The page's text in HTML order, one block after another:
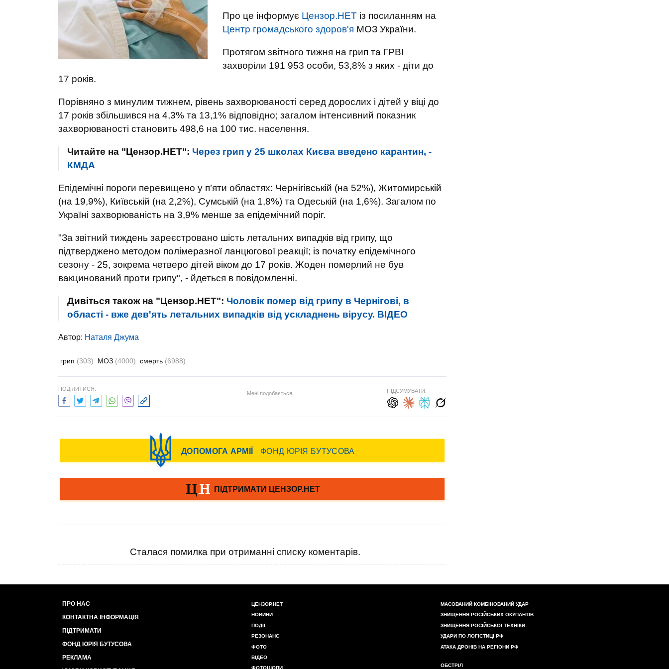
Про це інформує Цензор.НЕТ із посиланням на
Центр громадського здоров'я МОЗ України.
Протягом звітного тижня на грип та ГРВІ
захворіли 191 953 особи, 53,8% з яких - діти до
17 років.
Порівняно з минулим тижнем, рівень захворюваності серед дорослих і дітей у віці до
17 років збільшився на 4,3% та 13,1% відповідно; загалом інтенсивний показник
захворюваності становить 498,6 на 100 тис. населення.
Читайте на "Цензор.НЕТ": Через грип у 25 школах Києва введено карантин, -
КМДА
Епідемічні пороги перевищено у п’яти областях: Чернігівській (на 52%), Житомирській
(на 19,9%), Київській (на 2,2%), Сумській (на 1,8%) та Одеській (на 1,6%). Загалом по
Україні захворюваність на 3,9% менше за епідемічний поріг.
"За звітний тиждень зареєстровано шість летальних випадків від грипу, що
підтверджено методом полімеразної ланцюгової реакції; із початку епідемічного
сезону - 25, зокрема четверо дітей віком до 17 років. Жоден померлий не був
вакцинований проти грипу", - йдеться в повідомленні.
Дивіться також на "Цензор.НЕТ": Чоловік помер від грипу в Чернігові, в
області - вже дев'ять летальних випадків від ускладнень вірусу. ВIДЕО
Автор: Наталя Джума
грип (303) МОЗ (4000) смерть (6988)
ПОДІЛИТИСЯ:
Мені подобається ПІДСУМУВАТИ:
Сталася помилка при отриманні списку коментарів.
ПРО НАС
КОНТАКТНА ІНФОРМАЦІЯ
ПІДТРИМАТИ
ФОНД ЮРІЯ БУТУСОВА
РЕКЛАМА
ЦЕНЗОР.НЕТ
НОВИНИ
ПОДІЇ
РЕЗОНАНС
ФОТО
ВІДЕО
МАСОВАНИЙ КОМБІНОВАНИЙ УДАР
ЗНИЩЕННЯ РОСІЙСЬКИХ ОКУПАНТІВ
ЗНИЩЕННЯ РОСІЙСЬКОЇ ТЕХНІКИ
УДАРИ ПО ЛОГІСТИЦІ РФ
АТАКА ДРОНІВ НА РЕГІОНИ РФ
ОБСТРІЛ